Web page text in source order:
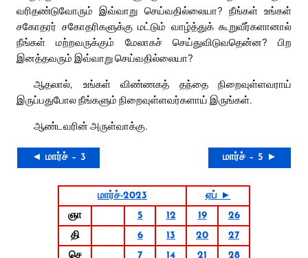
வரிதண்டுவோரும் இவ்வாறு செய்வதில்லையா? நீங்கள் உங்கள்
சகோதரர் சகோதரிகளுக்கு மட்டும் வாழ்த்துக் கூறுவீர்களானால்
நீங்கள் மற்றவருக்கும் மேலாகச் செய்துவிடுவதென்ன? பிற
இனத்தவரும் இவ்வாறு செய்வதில்லையா?
ஆதலால், உங்கள் விண்ணகத் தந்தை நிறைவுள்ளவராய்
இருப்பதுபோல நீங்களும் நிறைவுள்ளவர்களாய் இருங்கள்.
ஆண்டவரின் அருள்வாக்கு.
◄ மார்ச் – 3 மார்ச் – 5 ►
மார்ச்-2023
ஏப் ►
ஞா
5 12 19
26
தி
6 13 20
27
செ
7 14 21
28